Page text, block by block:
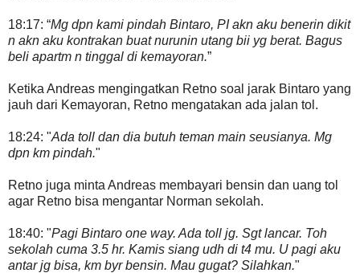
18:17: “Mg dpn kami pindah Bintaro, PI akn aku benerin dikit
n akn aku kontrakan buat nurunin utang bii yg berat. Bagus
beli apartm n tinggal di kemayoran.”
Ketika Andreas mengingatkan Retno soal jarak Bintaro yang
jauh dari Kemayoran, Retno mengatakan ada jalan tol.
18:24: "Ada toll dan dia butuh teman main seusianya. Mg
dpn km pindah."
Retno juga minta Andreas membayari bensin dan uang tol
agar Retno bisa mengantar Norman sekolah.
18:40: "Pagi Bintaro one way. Ada toll jg. Sgt lancar. Toh
sekolah cuma 3.5 hr. Kamis siang udh di t4 mu. U pagi aku
antar jg bisa, km byr bensin. Mau gugat? Silahkan."